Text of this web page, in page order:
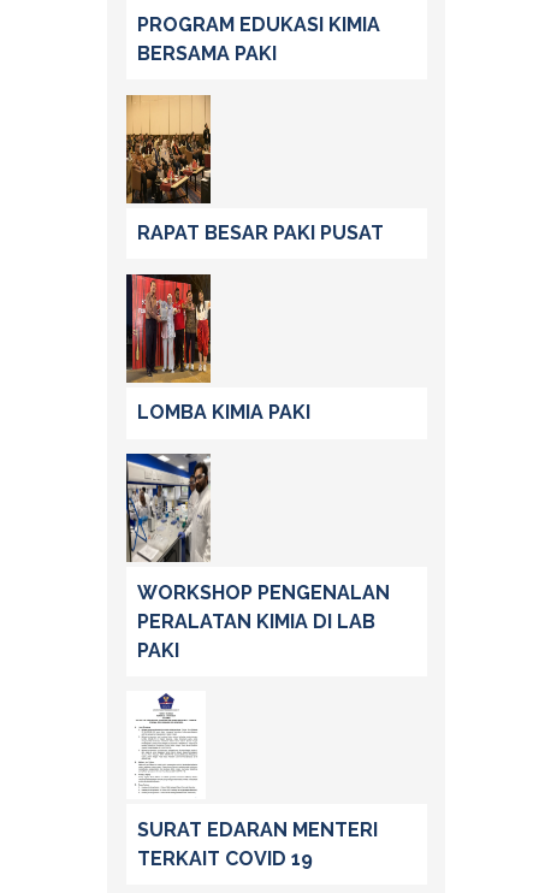
PROGRAM EDUKASI KIMIA
BERSAMA PAKI
RAPAT BESAR PAKI PUSAT
LOMBA KIMIA PAKI
WORKSHOP PENGENALAN
PERALATAN KIMIA DI LAB
PAKI
SURAT EDARAN MENTERI
TERKAIT COVID 19